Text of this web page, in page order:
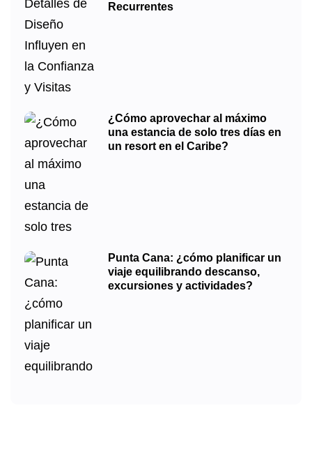
Recurrentes
¿Cómo aprovechar al máximo
una estancia de solo tres días en
un resort en el Caribe?
Punta Cana: ¿cómo planificar un
viaje equilibrando descanso,
excursiones y actividades?